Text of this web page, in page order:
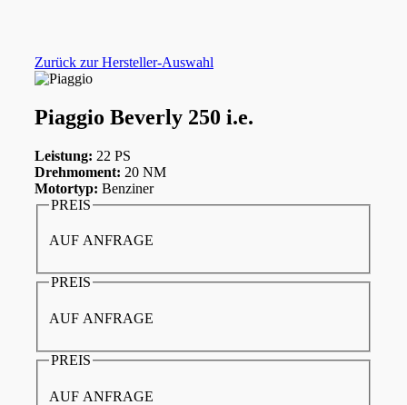
Zurück zur Hersteller-Auswahl
Piaggio Beverly 250 i.e.
Leistung: 22 PS
Drehmoment: 20 NM
Motortyp: Benziner
PREIS
AUF ANFRAGE
PREIS
AUF ANFRAGE
PREIS
AUF ANFRAGE